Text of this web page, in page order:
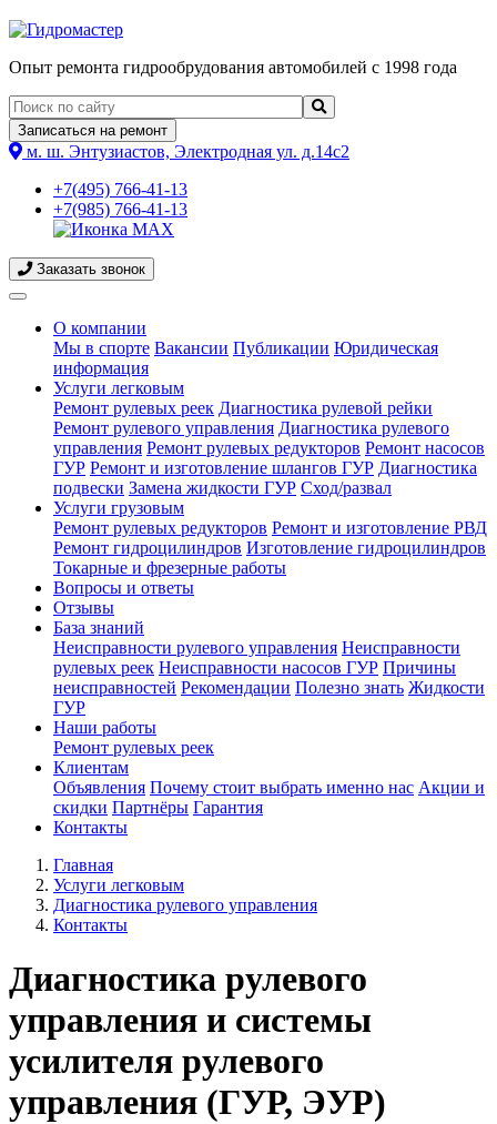
Опыт ремонта гидрообрудования автомобилей с 1998 года
Записаться на ремонт
м. ш. Энтузиастов, Электродная ул. д.14с2
+7(495) 766-41-13
+7(985) 766-41-13
Заказать звонок
О компании
Мы в спорте Вакансии Публикации Юридическая
информация
Услуги легковым(current)
Ремонт рулевых реек Диагностика рулевой рейки
Ремонт рулевого управления Диагностика рулевого
управления Ремонт рулевых редукторов Ремонт насосов
ГУР Ремонт и изготовление шлангов ГУР Диагностика
подвески Замена жидкости ГУР Сход/развал
Услуги грузовым
Ремонт рулевых редукторов Ремонт и изготовление РВД
Ремонт гидроцилиндров Изготовление гидроцилиндров
Токарные и фрезерные работы
Вопросы и ответы
Отзывы
База знаний
Неисправности рулевого управления Неисправности
рулевых реек Неисправности насосов ГУР Причины
неисправностей Рекомeндации Полезно знать Жидкости
ГУР
Наши работы
Ремонт рулевых реек
Клиентам
Объявления Почему стоит выбрать именно нас Акции и
скидки Партнёры Гарантия
Контакты
Главная
Услуги легковым
Диагностика рулевого управления
Контакты
Диагностика рулевого
управления и системы
усилителя рулевого
управления (ГУР, ЭУР)